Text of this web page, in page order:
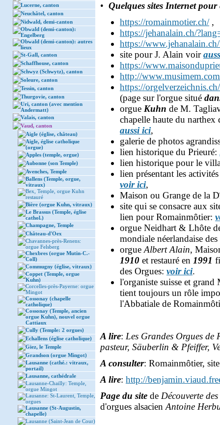
Lucerne, canton
Neuchâtel, canton
Nidwald, demi-canton
Obwald (demi-canton):
Engelberg
Obwald (demi-canton): autres
lieux
St-Gall, canton
Schaffhouse, canton
Schwyz (Schwytz), canton
Soleure, canton
Tessin, canton
Thurgovie, canton
Uri, canton (avec mention
Andermatt)
Valais, canton
Vaud, canton
Aigle (église, château)
Aigle, église catholique
(orgue)
Apples (temple, orgue)
Aubonne (son Temple)
Avenches, Temple
Ballens (Temple, orgue,
vitraux)
Bex, Temple, orgue Kuhn
restauré
Bière (orgue Kuhn, vitraux)
Le Brassus (Temple, église
cathol.)
Champagne, Temple
Château-d'Oex
Chavannes-près-Renens:
orgue Felsberg
Chexbres (orgue Mutin-C.-
Coll)
Commugny (église, vitraux)
Coppet (Temple, orgue
Kuhn)
Corcelles-près-Payerne: orgue
Mingot
Cossonay (chapelle
catholique)
Cossonay (Temple, ancien
orgue Kuhn), nouvel orgue
Cattiaux
Cully (Temple: 2 orgues)
Echallens (église catholique)
Giez, le Temple
Grandson (orgue Mingot)
Lausanne (cathé.: vitraux,
portail)
Lausanne, cathédrale
Lausanne-Chailly: Temple,
orgue Mingot
Lausanne: St-Laurent, Temple,
orgues
Lausanne (St-Augustin,
chapelle)
Lausanne (Saint-Jean de Cour)
• Quelques sites Internet pour
https://romainmotier.ch/,
https://jehanalain.ch/
https://
site pour J. Alain voir
https://
http://
https://
(page sur l'orgue situé
orgue Kuhn de M.
chapelle haute du
aussi ici,
galerie de photos
lien historique du Prieuré:
lien historique pour le
lien présentant les
voir ici,
Maison ou Grange de la
site qui se consacre aux
lien pour Romainmôtier:
orgue Neidhart & Lhôte
mondiale néerlandaise
orgue Albert Alain,
1910 et restauré en 1991
des Orgues: voir ici.
l'organiste suisse et
tient toujours un rôle
l'Abbatiale de
A lire: Les Grandes Orgues de
pasteur, Säuberlin & Pfeiffer,
A consulter: Romainmôtier,
A lire: http://
Page du site de Découverte
d'orgues alsacien Antoine